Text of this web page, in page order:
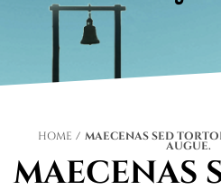
HOME / MAECENAS SED
AUGUE.
MAECENAS